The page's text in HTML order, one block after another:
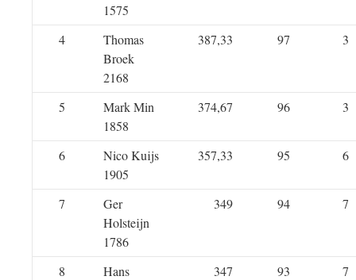
1575
4
Thomas
Broek
2168
387,33 97 3
5
Mark Min
1858
374,67 96 3
6
Nico Kuijs
1905
357,33 95 6
7
Ger
Holsteijn
1786
349 94 7
8
Hans
347 93 7